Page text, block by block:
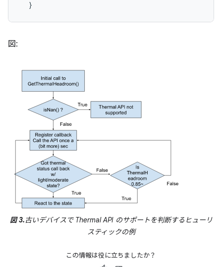
図:
図 3.古いデバイスで Thermal API のサポートを判断するヒューリ
スティックの例
この情報は役に立ちましたか？